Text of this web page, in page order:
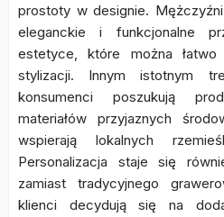
prostoty w designie.
eleganckie i funkcjonalne
estetyce, które można
stylizacji. Innym istotnym
konsumenci poszukują
materiałów przyjaznych
wspierają lokalnych
Personalizacja staje się
zamiast tradycyjnego
klienci decydują się na